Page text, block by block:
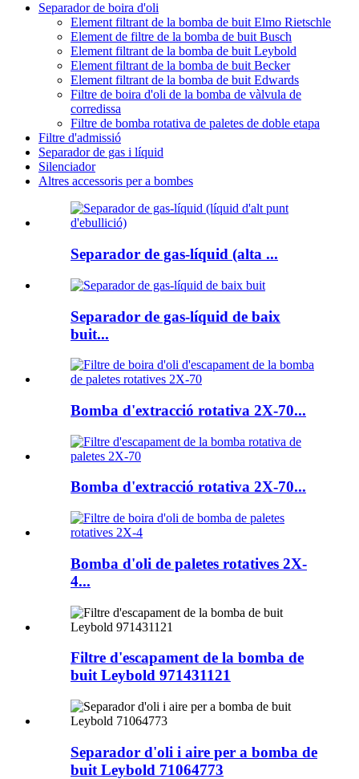
Separador de boira d'oli
Element filtrant de la bomba de buit Elmo Rietschle
Element de filtre de la bomba de buit Busch
Element filtrant de la bomba de buit Leybold
Element filtrant de la bomba de buit Becker
Element filtrant de la bomba de buit Edwards
Filtre de boira d'oli de la bomba de vàlvula de
corredissa
Filtre de bomba rotativa de paletes de doble etapa
Filtre d'admissió
Separador de gas i líquid
Silenciador
Altres accessoris per a bombes
Separador de gas-líquid (alta ...
Separador de gas-líquid de baix
buit...
Bomba d'extracció rotativa 2X-70...
Bomba d'extracció rotativa 2X-70...
Bomba d'oli de paletes rotatives 2X-
4...
Filtre d'escapament de la bomba de
buit Leybold 971431121
Separador d'oli i aire per a bomba de
buit Leybold 71064773